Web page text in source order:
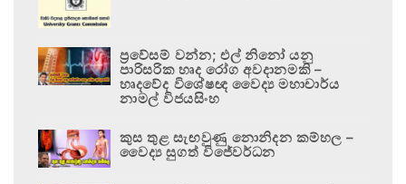
ප්‍රවේසම් වන්න; එල් නිනෝ යනු
පාරිසරික හෘද රෝග අවදානමකි –
හෘදවේද විශේෂඥ වෛද්‍ය මහාචාර්ය
නාමල් විජයසිංහ
කුස තුළ සැඟවුණු නොනිදන කම්හල –
වෛද්‍ය සුගත් විජේවර්ධන